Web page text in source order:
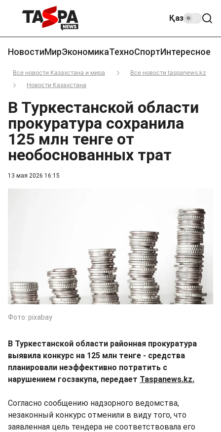
Қаз
НовостиМирЭкономикаТехноСпортИнтересное
Все новости Казахстана и мира
Все новости taspanews.kz
Новости Казахстана
13 мая 2026 16:15
В Туркестанской области
прокуратура сохранила
125 млн тенге от
необоснованных трат
Фото: pixabay
В Туркестанской области районная прокуратура
выявила конкурс на 125 млн тенге - средства
планировали неэффективно потратить с
нарушением госзакупа, передает Taspanews.kz.
Согласно сообщению надзорного ведомства,
незаконный конкурс отменили в виду того, что
заявленная цель тендера не соответствовала его